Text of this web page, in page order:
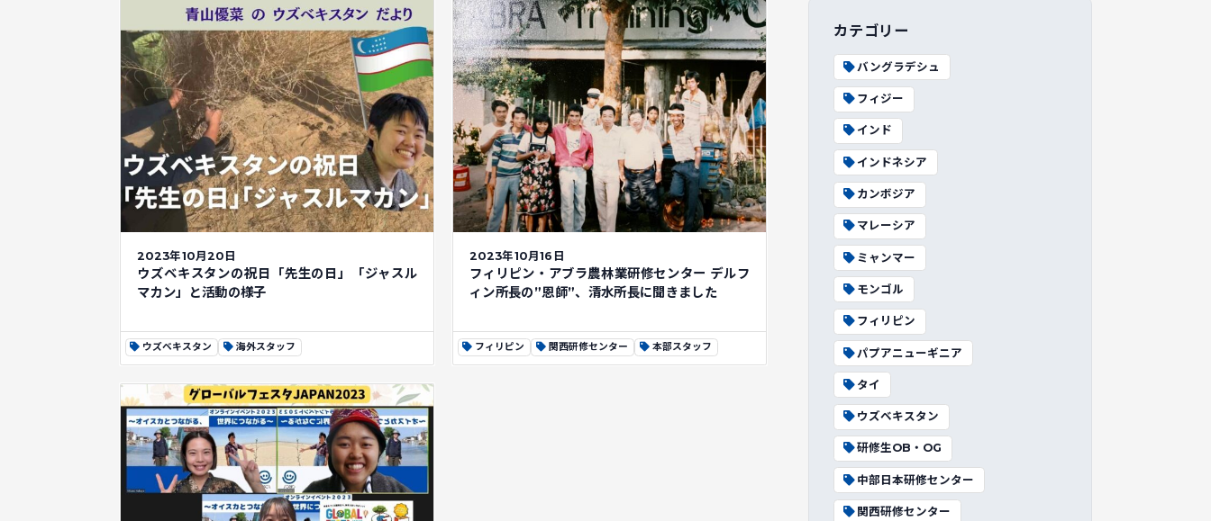
2023年10月20日
ウズベキスタンの祝日「先生の日」「ジャスル
マカン」と活動の様子
ウズベキスタン 海外スタッフ
2023年10月16日
フィリピン・アブラ農林業研修センター デルフ
ィン所長の”恩師”、清水所長に聞きました
フィリピン 関西研修センター 本部スタッフ
カテゴリー
バングラデシュ
フィジー
インド
インドネシア
カンボジア
マレーシア
ミャンマー
モンゴル
フィリピン
パプアニューギニア
タイ
ウズベキスタン
研修生OB・OG
中部日本研修センター
関西研修センター